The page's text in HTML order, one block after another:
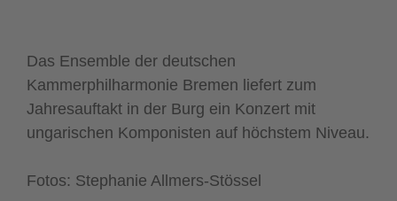
Das Ensemble der deutschen
Kammerphilharmonie Bremen liefert zum
Jahresauftakt in der Burg ein Konzert mit
ungarischen Komponisten auf höchstem Niveau.
Fotos: Stephanie Allmers-Stössel